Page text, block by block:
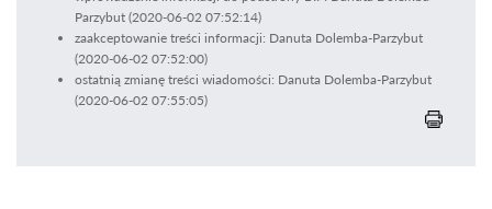
Parzybut (2020-06-02 07:52:14)
zaakceptowanie treści informacji: Danuta Dolemba-Parzybut
(2020-06-02 07:52:00)
ostatnią zmianę treści wiadomości: Danuta Dolemba-Parzybut
(2020-06-02 07:55:05)